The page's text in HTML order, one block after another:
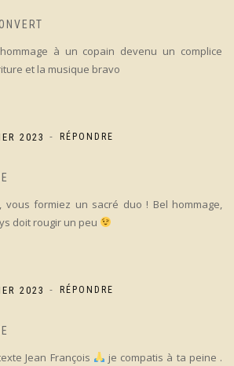
à un copain devenu un complice
et la musique bravo
2023 - RÉPONDRE
vous formiez un sacré duo ! Bel hommage,
doit rougir un peu
2023 - RÉPONDRE
Jean François
je compatis à ta peine .